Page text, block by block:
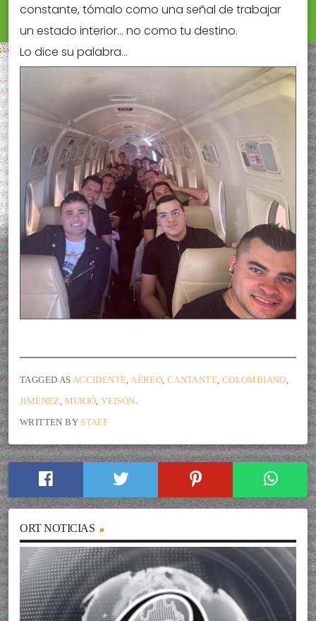
constante, tómalo como una señal de trabajar
un estado interior… no como tu destino.
Lo dice su palabra…
TAGGED AS ACCIDENTE AÉREO CANTANTE COLOMBIANO
JIMÉNEZ MURIÓ ,YEISON
WRITTEN BY STAFF
ORT NOTICIAS